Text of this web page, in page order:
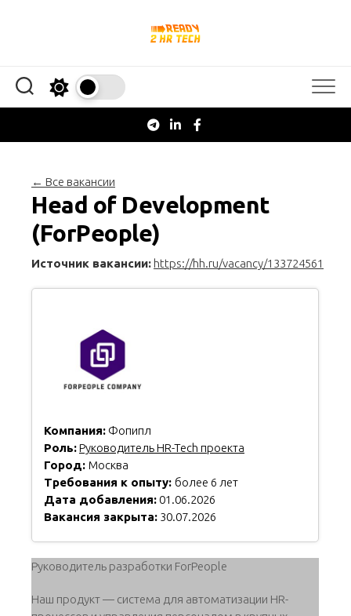
← Все вакансии
Head of Development
(ForPeople)
Источник вакансии: https://hh.ru/vacancy/133724561
Компания: Фопипл
Роль:Руководитель HR-Tech проекта
Город: Москва
Требования к опыту: более 6 лет
Дата добавления: 01.06.2026
Вакансия закрыта: 30.07.2026
Руководитель разработки ForPeople
Наш продукт — система для автоматизации HR-